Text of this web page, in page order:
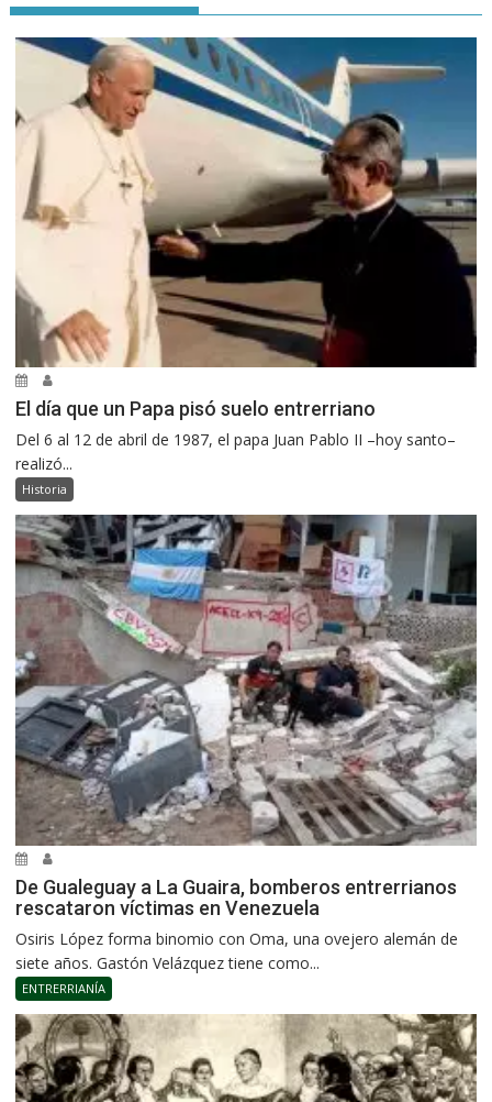
El día que un Papa pisó suelo entrerriano
Del 6 al 12 de abril de 1987, el papa Juan Pablo II –hoy santo–
realizó...
Historia
De Gualeguay a La Guaira, bomberos entrerrianos
rescataron víctimas en Venezuela
Osiris López forma binomio con Oma, una ovejero alemán de
siete años. Gastón Velázquez tiene como...
ENTRERRIANÍA